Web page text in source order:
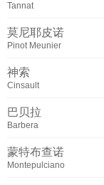
Tannat
莫尼耶皮诺
Pinot Meunier
神索
Cinsault
巴贝拉
Barbera
蒙特布查诺
Montepulciano